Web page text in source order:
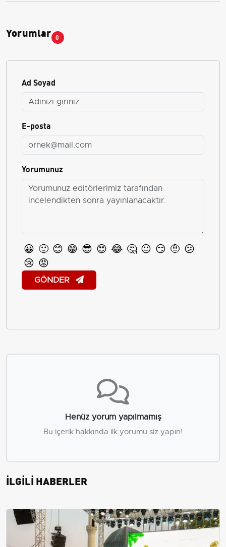
Yorumlar 0
Ad Soyad
E-posta
Yorumunuz
😀 🙂 😊 😁 😎 😍 😂 🤔 😐 😏 🤨 😕
😢 😡
GÖNDER
Henüz yorum yapılmamış
Bu içerik hakkında ilk yorumu siz yapın!
İLGİLİ HABERLER